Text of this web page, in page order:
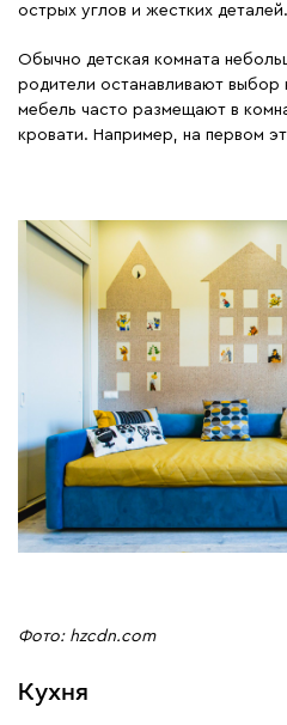
острых углов и жестких деталей.
Обычно детская комната
родители останавливают выбор
мебель часто размещают в
кровати. Например, на первом
Фото: hzcdn.com
Кухня